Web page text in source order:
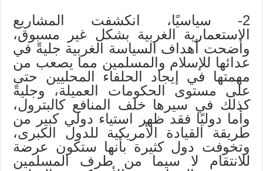
2- سياسيًا، انكشفت المشاريع
الاستعمارية الغربية بشكل غير مسبوق،
وأضحت أهداف السياسة الغربية جليةً في
عدائها للإسلام والمسلمين مما يصعب من
مهمتها في إيجاد الحلفاء المحليين حتى
على مستوى الحكومات العميلة، وجليةً
كذلك في سيرها خلف المنافع كالبترول،
وأما دوليًا فقد ظهر استياء دولي كبير من
طريقة القيادة الأمريكية للدول الكبرى،
وتخوفت دول كثيرة بأنها ستكون عرضة
للانتقام لا سيما من طرف المسلمين